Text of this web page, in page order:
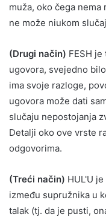
muža, oko čega
ne može niukom
(Drugi način) FESH
ugovora, svejedno
ima svoje razloge,
ugovora može dati
slučaju nepostojanja
Detalji oko ove vrste
odgovorima.
(Treći način) HUL'U
između supružnika u
talak (tj. da je pusti,